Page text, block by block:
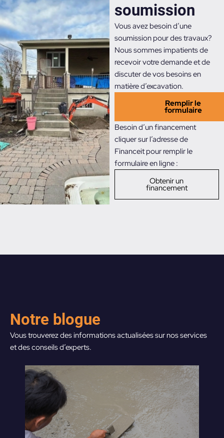
soumission​
Vous avez besoin d’une
soumission pour des travaux?
Nous sommes impatients de
recevoir votre demande et de
discuter de vos besoins en
matière d’excavation.
Remplir le
formulaire
Besoin d’un financement
cliquer sur l’adresse de
Financeit pour remplir le
formulaire en ligne :
Obtenir un
financement
Notre blogue
Vous trouverez des informations actualisées sur nos services
et des conseils d’experts.